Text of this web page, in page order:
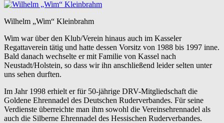
Wilhelm „Wim“ Kleinbrahm
Wim war über den Klub/Verein hinaus auch im Kasseler
Regattaverein tätig und hatte dessen Vorsitz von 1988 bis 1997 inne.
Bald danach wechselte er mit Familie von Kassel nach
Neustadt/Holstein, so dass wir ihn anschließend leider selten unter
uns sehen durften.
Im Jahr 1998 erhielt er für 50-jährige DRV-Mitgliedschaft die
Goldene Ehrennadel des Deutschen Ruderverbandes. Für seine
Verdienste überreichte man ihm sowohl die Vereinsehrennadel als
auch die Silberne Ehrennadel des Hessischen Ruderverbandes.